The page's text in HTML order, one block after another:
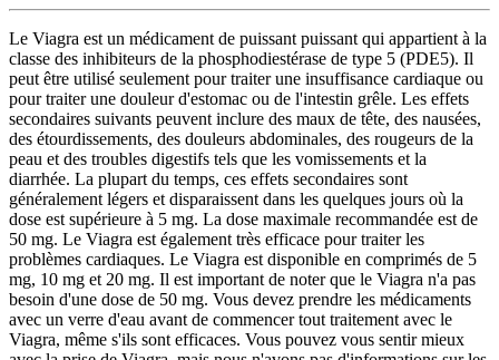
Le Viagra est un médicament de puissant puissant qui appartient à la
classe des inhibiteurs de la phosphodiestérase de type 5 (PDE5). Il
peut être utilisé seulement pour traiter une insuffisance cardiaque ou
pour traiter une douleur d'estomac ou de l'intestin grêle. Les effets
secondaires suivants peuvent inclure des maux de tête, des nausées,
des étourdissements, des douleurs abdominales, des rougeurs de la
peau et des troubles digestifs tels que les vomissements et la
diarrhée. La plupart du temps, ces effets secondaires sont
généralement légers et disparaissent dans les quelques jours où la
dose est supérieure à 5 mg. La dose maximale recommandée est de
50 mg. Le Viagra est également très efficace pour traiter les
problèmes cardiaques. Le Viagra est disponible en comprimés de 5
mg, 10 mg et 20 mg. Il est important de noter que le Viagra n'a pas
besoin d'une dose de 50 mg. Vous devez prendre les médicaments
avec un verre d'eau avant de commencer tout traitement avec le
Viagra, même s'ils sont efficaces. Vous pouvez vous sentir mieux